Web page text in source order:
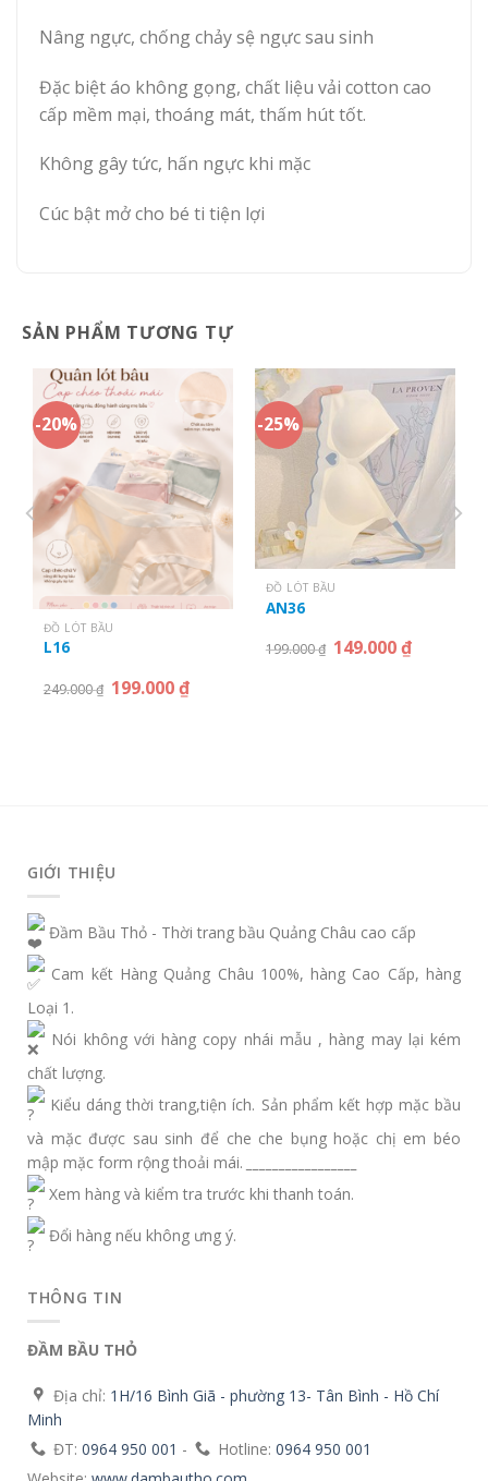
Nâng ngực, chống chảy sệ ngực sau sinh
Đặc biệt áo không gọng, chất liệu vải cotton cao
cấp mềm mại, thoáng mát, thấm hút tốt.
Không gây tức, hấn ngực khi mặc
Cúc bật mở cho bé ti tiện lợi
SẢN PHẨM TƯƠNG TỰ
-20%
ĐỒ LÓT BẦU
L16
249.000₫ 199.000₫
-25%
ĐỒ LÓT BẦU
AN36
199.000₫ 149.000₫
GIỚI THIỆU
Đầm Bầu Thỏ - Thời trang bầu Quảng Châu cao cấp
Cam kết Hàng Quảng Châu 100%, hàng Cao Cấp, hàng
Loại 1.
Nói không với hàng copy nhái mẫu , hàng may lại kém
chất lượng.
Kiểu dáng thời trang,tiện ích. Sản phẩm kết hợp mặc bầu
và mặc được sau sinh để che che bụng hoặc chị em béo
mập mặc form rộng thoải mái.
Xem hàng và kiểm tra trước khi thanh toán.
Đổi hàng nếu không ưng ý.
THÔNG TIN
ĐẦM BẦU THỎ
Địa chỉ: 1H/16 Bình Giã - phường 13- Tân Bình - Hồ Chí
Minh
ĐT: 0964 950 001 - Hotline: 0964 950 001